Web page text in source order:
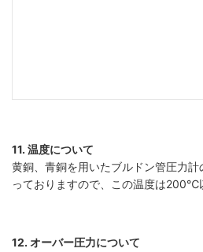
11. 温度について
黄銅、青銅を用いたブルドン管圧力
っておりますので、この温度は200℃
12. オーバー圧力について